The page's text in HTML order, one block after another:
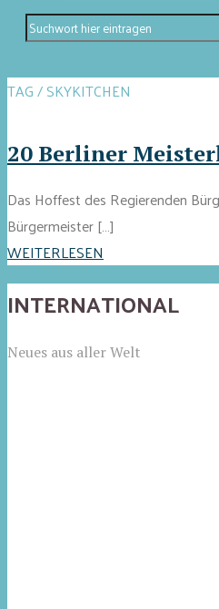
TAG / SKYKITCHEN
20 Berliner
Das Hoffest des Regierenden
Bürgermeister […]
WEITERLESEN
INTERNATIONAL
Neues aus aller Welt